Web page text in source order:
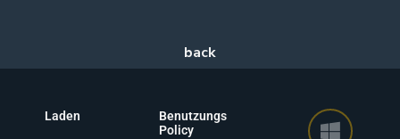
Laden
Benutzungs
Policy